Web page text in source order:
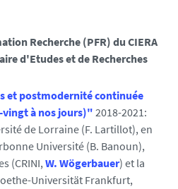
Recherche (PFR) du CIERA
d'Etudes et de Recherches
et postmodernité continuée
vingt à nos jours)" 2018-2021:
de Lorraine (F. Lartillot), en
Université (B. Banoun),
(CRINI,W. Wögerbauer) et la
Universität Frankfurt,